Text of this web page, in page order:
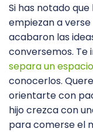
Si has notado
empiezan a
acabaron las
conversemos. Te
separa un
conocerlos.
orientarte con
hijo crezca con
para comerse el